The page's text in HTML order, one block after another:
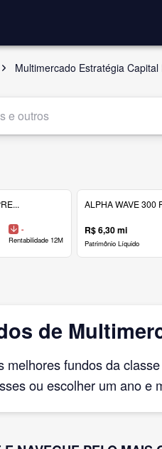
Multimercado Estratégia Capital
-
Rentabilidade 12M
ALPHA WAVE 300
R$ 6,30 mi
Patrimônio Líquido
de
melhores fundos da classe
ou escolher um ano e